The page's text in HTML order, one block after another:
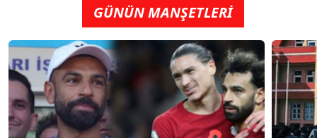
GÜNÜN MANŞETLERİ